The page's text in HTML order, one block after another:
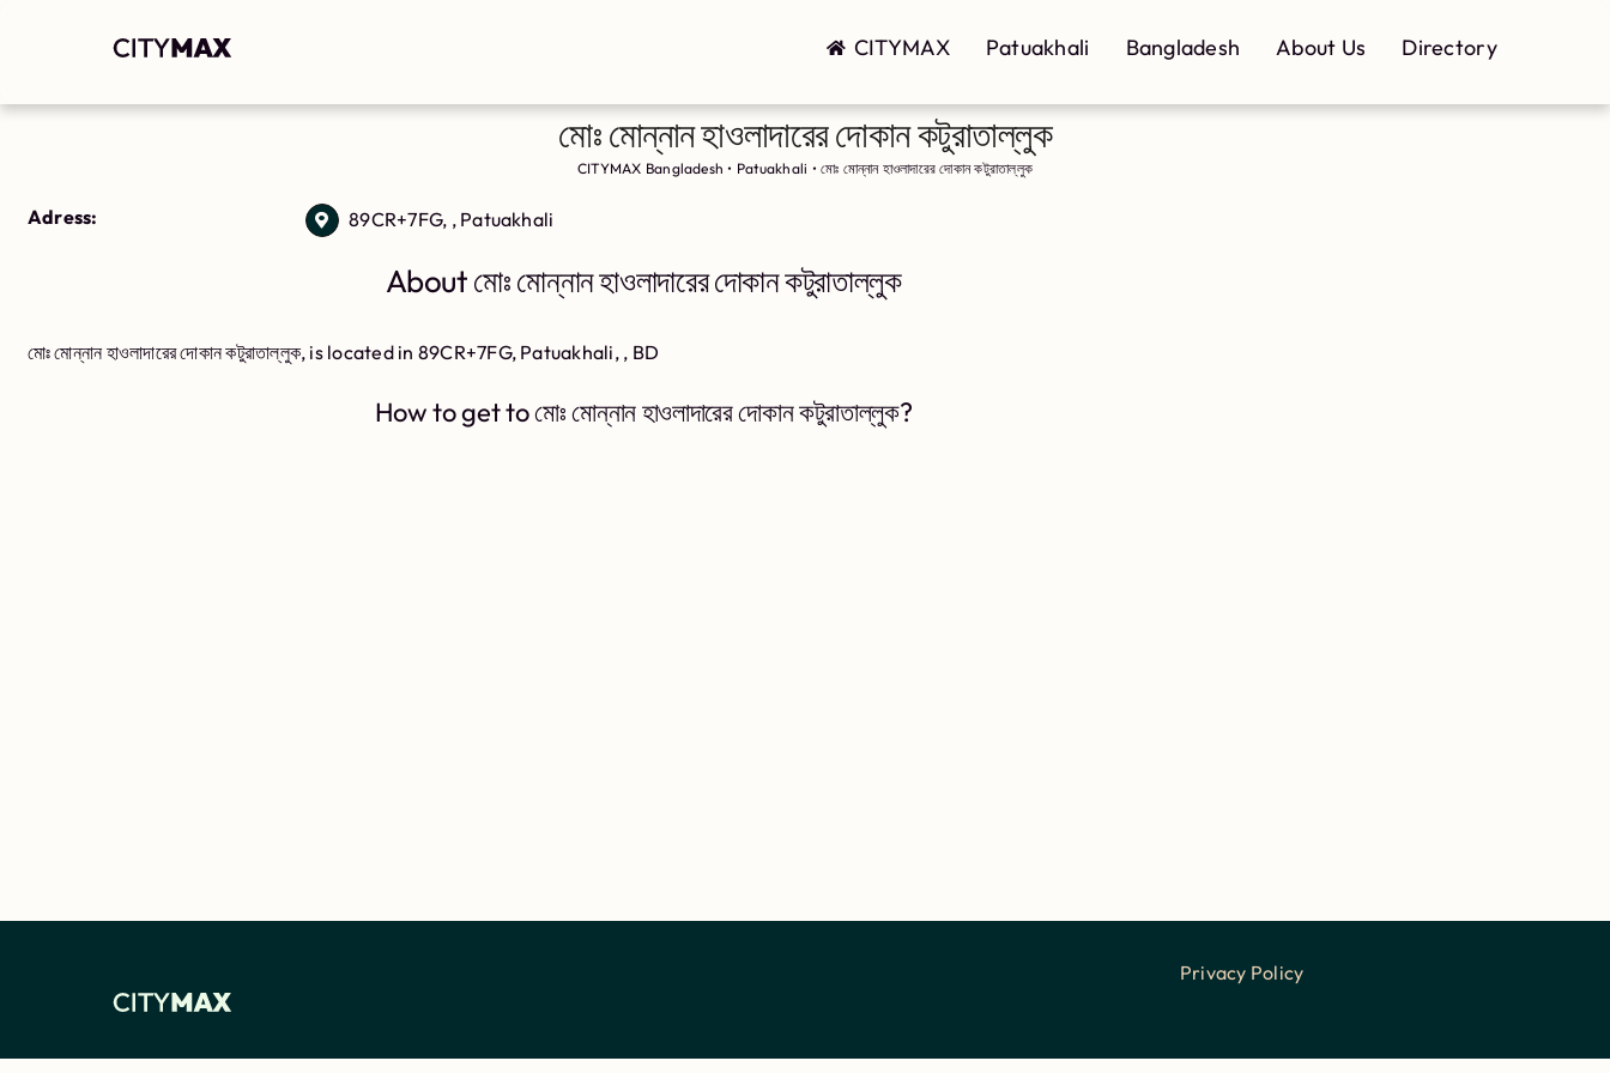
CITYMAX Patuakhali Bangladesh About Us Directory
মোঃ মোন্নান হাওলাদারের দোকান কটুরাতাল্লুক
CITYMAX Bangladesh • Patuakhali •মোঃ মোন্নান হাওলাদারের দোকান কটুরাতাল্লুক
Adress: 89CR+7FG, , Patuakhali
About মোঃ মোন্নান হাওলাদারের দোকান কটুরাতাল্লুক
মোঃ মোন্নান হাওলাদারের দোকান কটুরাতাল্লুক, is located in 89CR+7FG, Patuakhali, , BD
How to get to মোঃ মোন্নান হাওলাদারের দোকান কটুরাতাল্লুক?
Privacy Policy